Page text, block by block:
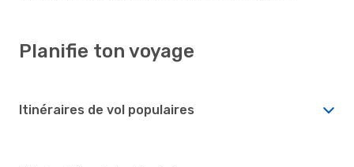
Planifie ton voyage
Itinéraires de vol populaires